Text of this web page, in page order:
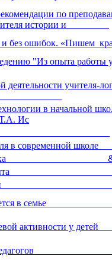
по
учителя истории и
без ошибок. «Пишем
"Из опыта
деятельности учителя-
ОНР
в
Ис
в
моторика
для